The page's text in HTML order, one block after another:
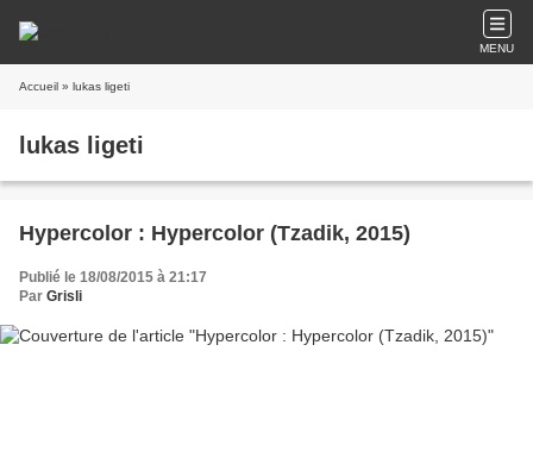
MENU
Accueil » lukas ligeti
lukas ligeti
Hypercolor : Hypercolor (Tzadik, 2015)
Publié le 18/08/2015 à 21:17
Par Grisli